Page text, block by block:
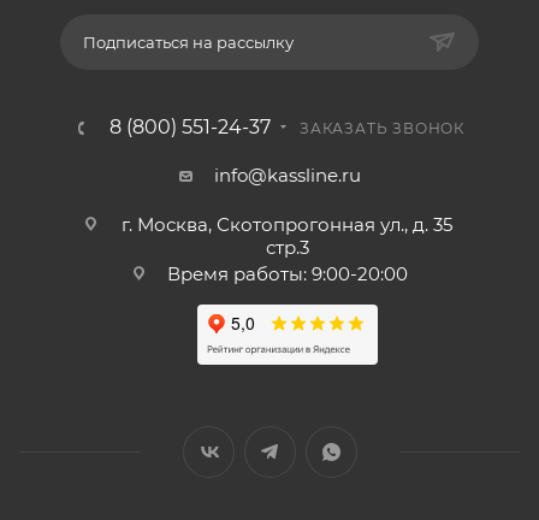
Подписаться на рассылку
8 (800) 551-24-37 ЗАКАЗАТЬ ЗВОНОК
info@kassline.ru
г. Москва, Скотопрогонная ул., д. 35
стр.3
Время работы: 9:00-20:00